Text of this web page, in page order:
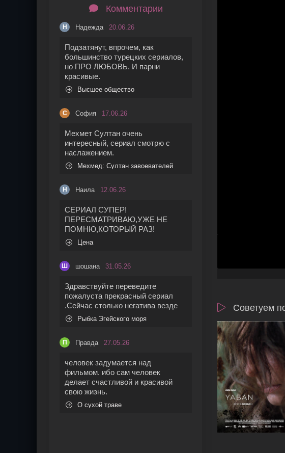
Комментарии
Н Надежда 20.06.26
Подзатянут, впрочем, как
большинство турецких сериалов,
но ПРО ЛЮБОВЬ. И парни
красивые.
Высшее общество
С София 17.06.26
Мехмет Султан очень
интересный, сериал смотрю с
наслажением.
Мехмед: Султан завоевателей
Н Наила 12.06.26
СЕРИАЛ СУПЕР!
ПЕРЕСМАТРИВАЮ,УЖЕ НЕ
ПОМНЮ,КОТОРЫЙ РАЗ!
Цена
Ш шошана 31.05.26
Здравствуйте переведите
пожалуста прекрасный сериал
.Сейчас столько негатива везде
Рыбка Эгейского моря
П Правда 27.05.26
человек задумается над
фильмом. ибо сам человек
делает счастливой и красивой
свою жизнь.
О сухой траве
Советуем